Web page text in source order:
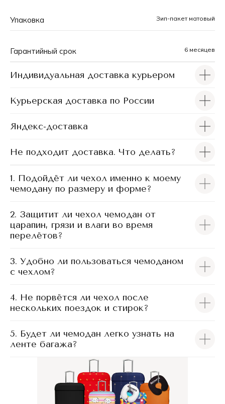
Чехлы iTCOVERS подходят для большинства
современных чемоданов с четырьмя колесами.
В коллекции представлены три размера чехлов
Упаковка Зип-пакет матовый
Гарантийный срок 6 месяцев
Индивидуальная доставка курьером
Курьерская доставка по России
Яндекс-доставка
Не подходит доставка. Что делать?
1. Подойдёт ли чехол именно к моему
чемодану по размеру и форме?
2. Защитит ли чехол чемодан от
царапин, грязи и влаги во время
перелётов?
3. Удобно ли пользоваться чемоданом
с чехлом?
4. Не порвётся ли чехол после
нескольких поездок и стирок?
5. Будет ли чемодан легко узнать на
ленте багажа?